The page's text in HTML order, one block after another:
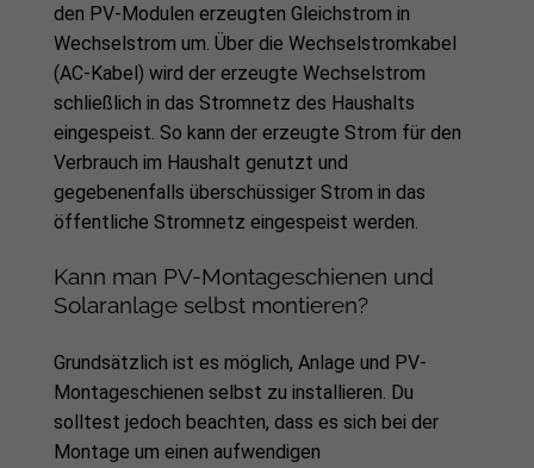
den PV-Modulen erzeugten Gleichstrom in
Wechselstrom um. Über die Wechselstromkabel
(AC-Kabel) wird der erzeugte Wechselstrom
schließlich in das Stromnetz des Haushalts
eingespeist. So kann der erzeugte Strom für den
Verbrauch im Haushalt genutzt und
gegebenenfalls überschüssiger Strom in das
öffentliche Stromnetz eingespeist werden.
Kann man PV-Montageschienen und
Solaranlage selbst montieren?
Grundsätzlich ist es möglich, Anlage und PV-
Montageschienen selbst zu installieren. Du
solltest jedoch beachten, dass es sich bei der
Montage um einen aufwendigen